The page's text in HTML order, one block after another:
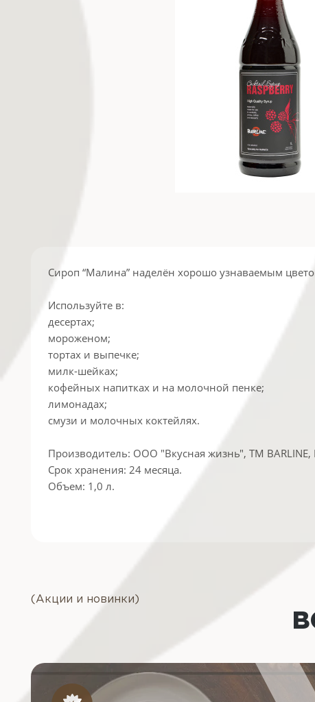
Сироп “Малина” наделён хорошо узнаваемым
Используйте в:
десертах;
мороженом;
тортах и выпечке;
милк-шейках;
кофейных напитках и на молочной пенке;
лимонадах;
смузи и молочных коктейлях.
Производитель: ООО "Вкусная жизнь", ТМ BARLINE,
Срок хранения: 24 месяца.
Объем: 1,0 л.
(Акции и новинки)